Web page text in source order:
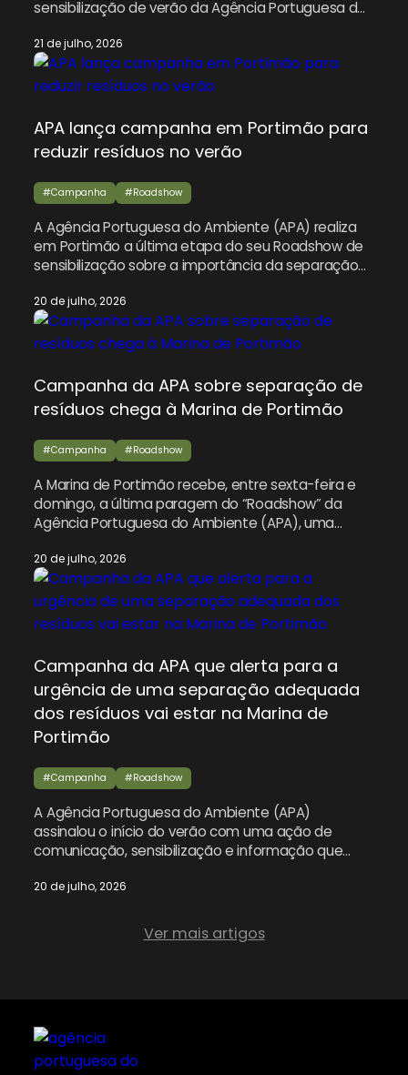
sensibilização de verão da Agência Portuguesa do
interativa destinada a incentivar residentes e
visitantes a separar corretamente o lixo doméstico
durante os meses mais movimentados do ano.
«Vamos […]
21 de julho, 2026
APA lança campanha em Portimão para
reduzir resíduos no verão
#Campanha #Roadshow
A Agência Portuguesa do Ambiente (APA) realiza
em Portimão a última etapa do seu Roadshow de
sensibilização sobre a importância da separação
domingo na Marina de Portimão. Esta iniciativa
insere-se na campanha “Vamos Lixar o Lixo” e
pretende envolver as comunidades locais na
especialmente […]
20 de julho, 2026
Campanha da APA sobre separação de
resíduos chega à Marina de Portimão
#Campanha #Roadshow
A Marina de Portimão recebe, entre sexta-feira e
domingo, a última paragem do “Roadshow” da
Agência Portuguesa do Ambiente (APA), uma
a correta separação dos resíduos urbanos durante
o verão. Integrada na campanha “Vamos Lixar o
Lixo”, a ação percorreu seis distritos do país, de
Braga a Portimão, […]
20 de julho, 2026
Campanha da APA que alerta para a
urgência de uma separação adequada
dos resíduos vai estar na Marina de
Portimão
#Campanha #Roadshow
A Agência Portuguesa do Ambiente (APA)
assinalou o início do verão com uma ação de
comunicação, sensibilização e informação que
adequada dos resíduos urbanos em Portugal, e
Portimão. A última paragem da ação de
sensibilização da APA neste verão é […]
20 de julho, 2026
Ver mais artigos